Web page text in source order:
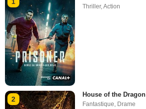
Thriller,Action
2
House of the Dragon
Fantastique, Drame